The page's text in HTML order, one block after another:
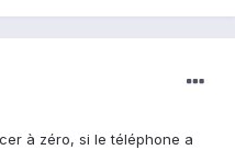
à zéro, si le téléphone a